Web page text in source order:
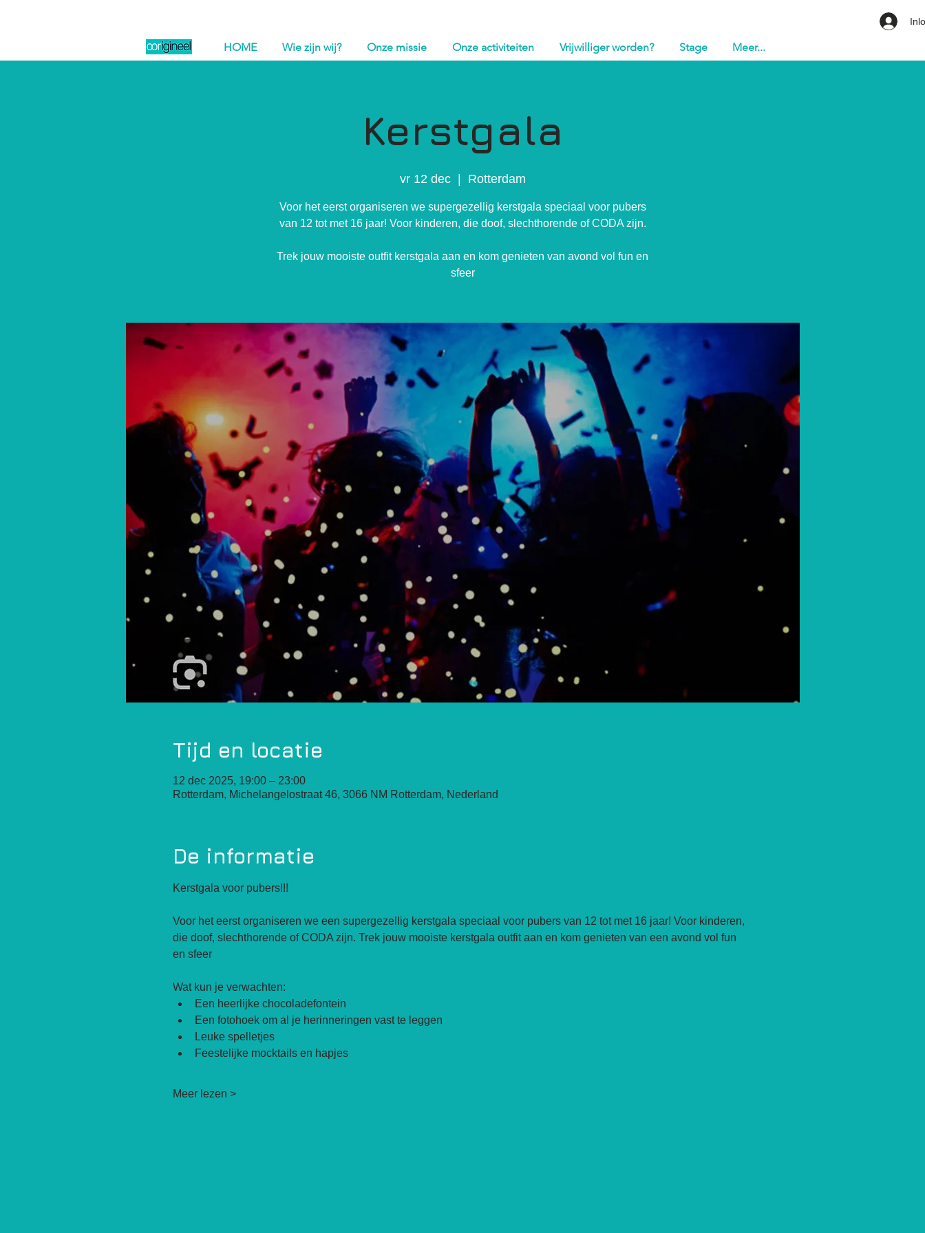
HOME Wie zijn wij? Onze missie Onze activiteiten Vrijwilliger worden? Stage Meer...
Kerstgala
vr 12 dec
  |
Rotterdam
Voor het eerst organiseren we supergezellig kerstgala speciaal voor pubers
van 12 tot met 16 jaar! Voor kinderen, die doof, slechthorende of CODA zijn.
Trek jouw mooiste outfit kerstgala aan en kom genieten van avond vol fun en
sfeer
Tijd en locatie
12 dec 2025, 19:00 – 23:00
Rotterdam, Michelangelostraat 46, 3066 NM Rotterdam, Nederland
De informatie
Kerstgala voor pubers!!!
Voor het eerst organiseren we een supergezellig kerstgala speciaal voor pubers van 12 tot met 16 jaar! Voor kinderen,
die doof, slechthorende of CODA zijn. Trek jouw mooiste kerstgala outfit aan en kom genieten van een avond vol fun
en sfeer
Wat kun je verwachten:
Een heerlijke chocoladefontein
Een fotohoek om al je herinneringen vast te leggen
Leuke spelletjes
Feestelijke mocktails en hapjes
Meer lezen >